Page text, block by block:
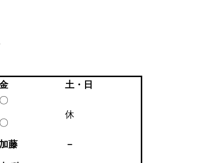
土・日
〇
休
〇
加藤 －